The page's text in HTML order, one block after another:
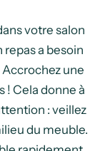
votre salon
a besoin
une
! Cela donne à
: veillez
du meuble.